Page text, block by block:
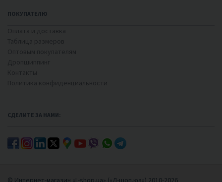
ПОКУПАТЕЛЮ
СДЕЛИТЕ ЗА НАМИ:
© Интернет-магазин «L-shop.ua» («Л-шоп.юа») 2010-2026